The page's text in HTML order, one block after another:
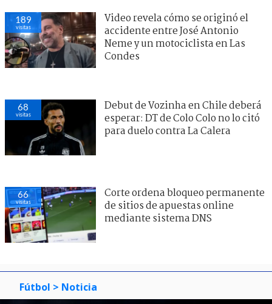
189
visitas
Video revela cómo se originó el
accidente entre José Antonio
Neme y un motociclista en Las
Condes
68
visitas
Debut de Vozinha en Chile deberá
esperar: DT de Colo Colo no lo citó
para duelo contra La Calera
66
visitas
Corte ordena bloqueo permanente
de sitios de apuestas online
mediante sistema DNS
Fútbol > Noticia